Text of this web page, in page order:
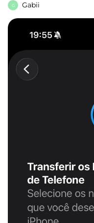
G Gabii